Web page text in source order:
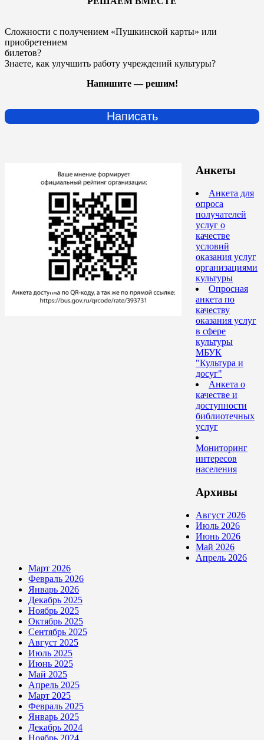
Сложности с получением «Пушкинской карты» или
приобретением
билетов?
Знаете, как улучшить работу учреждений культуры?
Напишите — решим!
Написать
Анкеты
Анкета для
опроса
получателей
услуг о
качестве
условий
оказания услуг
организациями
культуры
Опросная
анкета по
качеству
оказания услуг
в сфере
культуры
МБУК
"Культура и
досуг"
Анкета о
качестве и
доступности
библиотечных
услуг
Мониторинг
интересов
населения
Архивы
Август 2026
Июль 2026
Июнь 2026
Май 2026
Апрель 2026
Март 2026
Февраль 2026
Январь 2026
Декабрь 2025
Ноябрь 2025
Октябрь 2025
Сентябрь 2025
Август 2025
Июль 2025
Июнь 2025
Май 2025
Апрель 2025
Март 2025
Февраль 2025
Январь 2025
Декабрь 2024
Ноябрь 2024